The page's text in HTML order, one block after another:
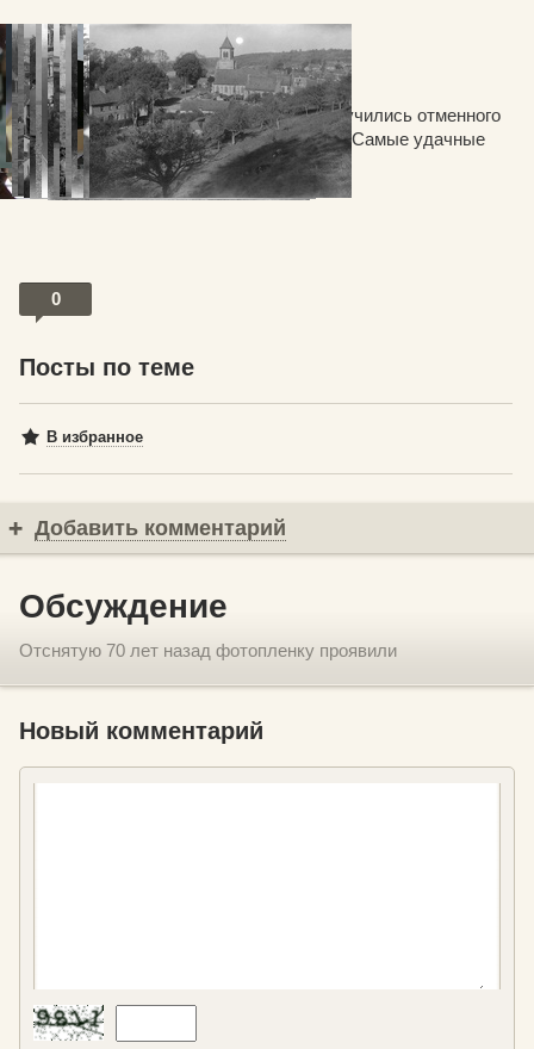
Но все оказалось хорошо - снимки получились отменного
(для пленок такого возраста) качества. Самые удачные
снимки предлагаю оценить и вам.
0
Посты по теме
В избранное
Добавить комментарий
Обсуждение
Отснятую 70 лет назад фотопленку проявили
Новый комментарий